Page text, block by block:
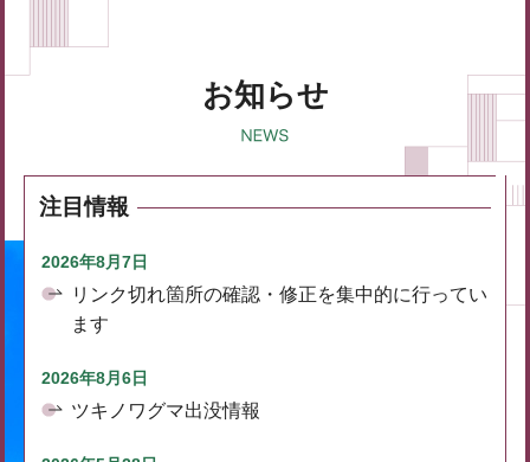
お知らせ
注目情報
2026年8月7日
リンク切れ箇所の確認・修正を集中的に行ってい
ます
2026年8月6日
ツキノワグマ出没情報